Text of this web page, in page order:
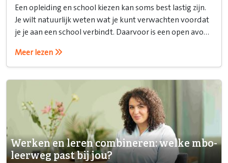
Een opleiding en school kiezen kan soms best lastig zijn.
Je wilt natuurlijk weten wat je kunt verwachten voordat
je je aan een school verbindt. Daarvoor is een open avond
Meer lezen
Werken en leren combineren: welke mbo-
leerweg past bij jou?